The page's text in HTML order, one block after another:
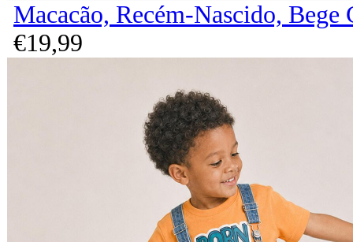
Macacão, Recém-Nascido, Bege
€19,99